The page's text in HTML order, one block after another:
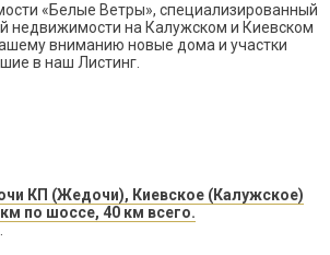
«Белые Ветры», специализированный
недвижимости на Калужском и Киевском
вниманию новые дома и участки
в наш Листинг.
КП (Жедочи), Киевское (Калужское)
по шоссе, 40 км всего.